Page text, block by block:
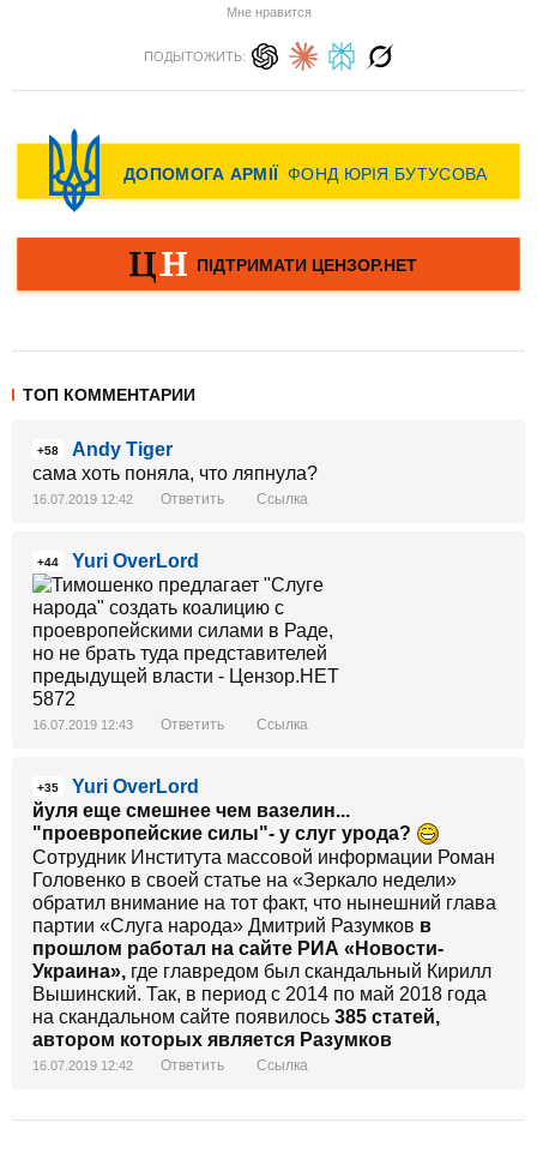
Мне нравится
ПОДЫТОЖИТЬ:
ТОП КОММЕНТАРИИ
+58
Andy Tiger
сама хоть поняла, что ляпнула?
16.07.2019 12:42 Ответить Ссылка
+44 Yuri OverLord
16.07.2019 12:43 Ответить Ссылка
+35
Yuri OverLord
йуля еще смешнее чем вазелин...
"проевропейские силы"- у слуг урода?
Сотрудник Института массовой информации Роман
Головенко в своей статье на «Зеркало недели»
обратил внимание на тот факт, что нынешний глава
партии «Слуга народа» Дмитрий Разумков в
прошлом работал на сайте РИА «Новости-
Украина», где главредом был скандальный Кирилл
Вышинский. Так, в период с 2014 по май 2018 года
на скандальном сайте появилось 385 статей,
автором которых является Разумков
16.07.2019 12:42 Ответить Ссылка